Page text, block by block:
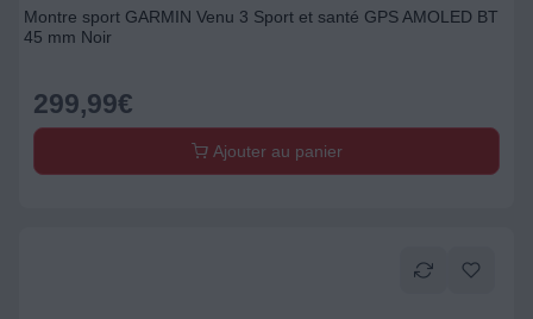
Montre sport GARMIN Venu 3 Sport et santé GPS AMOLED BT
45 mm Noir
299,99€
Ajouter au panier